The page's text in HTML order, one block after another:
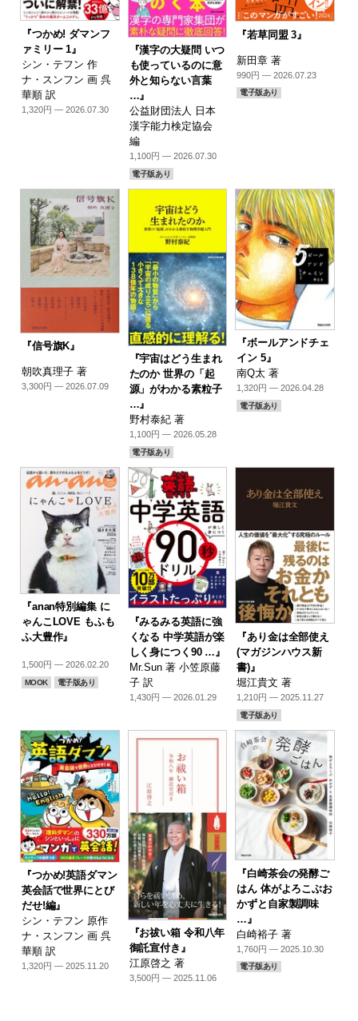
『つかめ! ダマンフ
ァミリー 1』
シン・テフン 作
ナ・スンフン 画 呉
華順 訳
1,320円 — 2026.07.30
『漢字の大疑問 いつ
も使っているのに意
外と知らない言葉
…』
公益財団法人 日本
漢字能力検定協会
編
1,100円 — 2026.07.30
電子版あり
『若草同盟 3』
新田章 著
990円 — 2026.07.23
電子版あり
『信号旗K』
朝吹真理子 著
3,300円 — 2026.07.09
『宇宙はどう生まれ
たのか 世界の「起
源」がわかる素粒子
…』
野村泰紀 著
1,100円 — 2026.05.28
電子版あり
『ボールアンドチェ
イン 5』
南Q太 著
1,320円 — 2026.04.28
電子版あり
『anan特別編集 に
ゃんこLOVE もふも
ふ大豊作』
1,500円 — 2026.02.20
MOOK 電子版あり
『みるみる英語に強
くなる 中学英語が楽
しく身につく90 …』
Mr.Sun 著 小笠原藤
子 訳
1,430円 — 2026.01.29
『あり金は全部使え
(マガジンハウス新
書)』
堀江貴文 著
1,210円 — 2025.11.27
電子版あり
『つかめ!英語ダマン
英会話で世界にとび
だせ!編』
シン・テフン 原作
ナ・スンフン 画 呉
華順 訳
1,320円 — 2025.11.20
『お祓い箱 令和八年
御託宣付き』
江原啓之 著
3,500円 — 2025.11.06
『白崎茶会の発酵ご
はん 体がよろこぶお
かずと自家製調味
…』
白崎裕子 著
1,760円 — 2025.10.30
電子版あり